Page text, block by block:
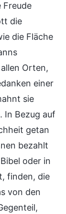
Freude
die
die Fläche
Orten,
einer
sie
In Bezug auf
getan
bezahlt
oder in
finden, die
von den